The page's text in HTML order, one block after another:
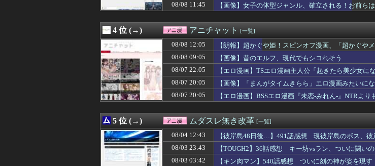
08/08 11:00
【ラブライブ！】【祝】逢田梨香子さん、誕生日【Aqours】
08/08 10:35
【画像】因習村とかいう子供同士で初セッ〇スする風習がある設
08/08 10:30
『ドラゴンボール』のサイヤ人のネーミングは秀逸だけど
08/08 10:29
『シュタインズ・ゲート リブート』鳳凰院凶真が存在しないγ（ガ
08/08 10:04
【画像】女性声優「私はね、ハゲてる人が好きなの」
08/08 10:02
【GジェネE】最新の機体ティア表作ったぞ！
08/08 10:01
【画像】アムロ大尉、シャアに対してど正論をかましてしまうｗ
08/08 10:00
【ラブライブ！】逢田さんの奇行奇言で打線組んだ【Aqours】
08/08 09:50
【凄い】『刃牙』の作者が描いた、『ワンピース』のカイドウが
08/08 09:49
【宇崎ちゃんは遊びたい！】BiCute Bunnies Figure「宇崎花」...
08/08 09:45
【動画】マーベルの新作格ゲー、歴代格ゲーのパロディが多すぎて
08/08 09:29
ユニクロのBLEACHのTシャツ、オサレ過ぎる
08/08 09:27
【怒報】ふたなりの何が良いんだよ
08/08 09:14
【画像】声優の澤田姫さん、自分の武器を見せつけてしまうｗｗ
08/08 09:05
【画像】昔のエルフ、現代でもシコれそう
08/08 09:00
【仮面ライダー】変身者の人生を選べるなら誰がいい？
08/08 11:45
【画像】女子の体型ジャンル、確立される！お前ら
4 位 (→) アニチャット [一覧]
08/08 12:05
【朗報】超かぐや姫！スピンオフ漫画、「超かぐや
08/08 09:05
【画像】昔のエルフ、現代でもシコれそう
08/07 22:05
【エロ漫画】TSエロ漫画主人公「起きたら美少女に
08/07 20:05
【画像】「まんがタイムきらら」エロ漫画みたいに
08/07 20:05
【エロ漫画】BSSエロ漫画『未恋-みれん-』NTRより
5 位 (→) ムダスレ無き改革 [一覧]
08/04 12:43
【彼岸島48日後…】491話感想 現彼岸島のボス、彼
08/03 23:43
【TOUGH2】36話感想 キー坊vsラン、ついに闘い
08/03 03:42
【キン肉マン】540話感想 ついに刻の神が姿を現